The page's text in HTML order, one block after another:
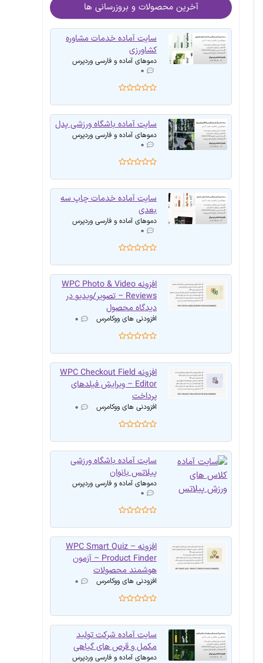
آخرین محصولات و بروزرسانی ها
سایت آماده خدمات مشاوره
کشاورزی
دموهای آماده و فارسی وردپرس
۰
سایت آماده باشگاه ورزشی پدل
دموهای آماده و فارسی وردپرس
۰
سایت آماده خدمات چاپ سه
بعدی
دموهای آماده و فارسی وردپرس
۰
افزونه WPC Photo & Video
Reviews – تصویر/ویدیو در
دیدگاه محصول
افزودنی های ووکامرس ۰
افزونه WPC Checkout Field
Editor – ویرایش فیلدهای
پرداخت
افزودنی های ووکامرس ۰
سایت آماده باشگاه ورزشی
پیلاتس بانوان
دموهای آماده و فارسی وردپرس
۰
افزونه WPC Smart Quiz –
Product Finder – آزمون
هوشمند محصولات
افزودنی های ووکامرس ۰
سایت آماده شرکت تولید
مکمل و قرص های گیاهی
دموهای آماده و فارسی وردپرس